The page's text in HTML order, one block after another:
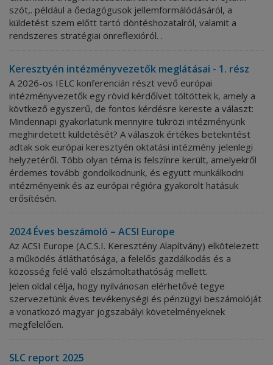
szót,. például a őedagógusok jellemformálódásáról, a
küldetést szem előtt tartó döntéshozatalról, valamit a
rendszeres stratégiai önreflexióról. .
Keresztyén intézményvezetők meglátásai - 1. rész
A 2026-os IELC konferencián részt vevő európai
intézményvezetők egy rövid kérdőívet töltöttek k, amely a
kövtkező egyszerű, de fontos kérdésre kereste a választ:
Mindennapi gyakorlatunk mennyire tükrözi intézményünk
meghirdetett küldetését? A válaszok értékes betekintést
adtak sok európai keresztyén oktatási intézmény jelenlegi
helyzetéről. Több olyan téma is felszínre került, amelyekről
érdemes tovább gondolkodnunk, és együtt munkálkodni
intézményeink és az európai régióra gyakorolt hatásuk
erősítésén.
2024 Éves beszámoló – ACSI Europe
Az ACSI Europe (A.C.S.I. Keresztény Alapítvány) elkötelezett
a működés átláthatósága, a felelős gazdálkodás és a
közösség felé való elszámoltathatóság mellett.
Jelen oldal célja, hogy nyilvánosan elérhetővé tegye
szervezetünk éves tevékenységi és pénzügyi beszámolóját
a vonatkozó magyar jogszabályi követelményeknek
megfelelően.
SLC report 2025